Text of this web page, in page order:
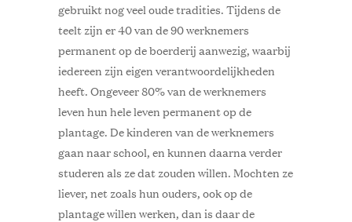
gebruikt nog veel oude tradities. Tijdens de
teelt zijn er 40 van de 90 werknemers
permanent op de boerderij aanwezig, waarbij
iedereen zijn eigen verantwoordelijkheden
heeft. Ongeveer 80% van de werknemers
leven hun hele leven permanent op de
plantage. De kinderen van de werknemers
gaan naar school, en kunnen daarna verder
studeren als ze dat zouden willen. Mochten ze
liever, net zoals hun ouders, ook op de
plantage willen werken, dan is daar de